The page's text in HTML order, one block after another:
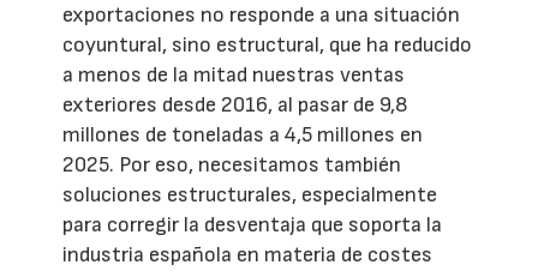
exportaciones no responde a una situación
coyuntural, sino estructural, que ha reducido
a menos de la mitad nuestras ventas
exteriores desde 2016, al pasar de 9,8
millones de toneladas a 4,5 millones en
2025. Por eso, necesitamos también
soluciones estructurales, especialmente
para corregir la desventaja que soporta la
industria española en materia de costes